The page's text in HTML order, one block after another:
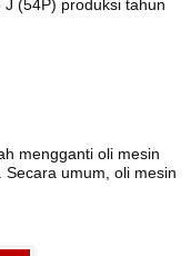
(54P) produksi tahun
mengganti oli mesin
umum, oli mesin